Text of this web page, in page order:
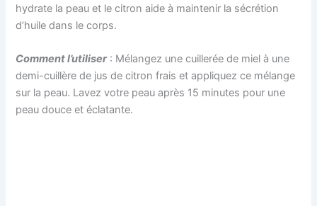
hydrate la peau et le citron aide à maintenir la sécrétion
d’huile dans le corps.
Comment l’utiliser: Mélangez une cuillerée de miel à une
demi-cuillère de jus de citron frais et appliquez ce mélange
sur la peau. Lavez votre peau après 15 minutes pour une
peau douce et éclatante.